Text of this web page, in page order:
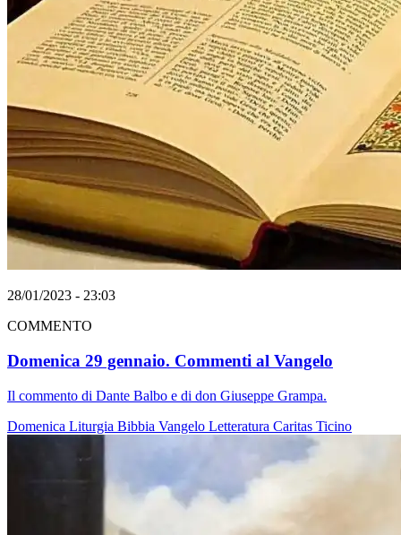
28/01/2023 - 23:03
COMMENTO
Domenica 29 gennaio. Commenti al Vangelo
Il commento di Dante Balbo e di don Giuseppe Grampa.
Domenica Liturgia Bibbia Vangelo Letteratura Caritas Ticino